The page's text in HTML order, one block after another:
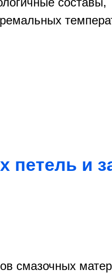
и
смазочных